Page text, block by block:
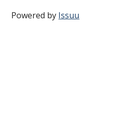
Powered by Issuu